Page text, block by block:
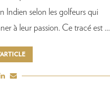
Indien selon les golfeurs qui
à leur passion. Ce tracé est …